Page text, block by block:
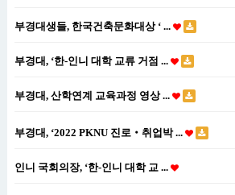
부경대생들, 한국건축문화대상 ‘ ...
부경대, ‘한-인니 대학 교류 거점 ...
부경대, 산학연계 교육과정 영상 ...
부경대, ‘2022 PKNU 진로‧취업박 ...
인니 국회의장, ‘한-인니 대학 교 ...